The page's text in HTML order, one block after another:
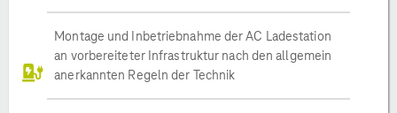
Montage und Inbetriebnahme der AC Ladestation
an vorbereiteter Infrastruktur nach den allgemein
anerkannten Regeln der Technik